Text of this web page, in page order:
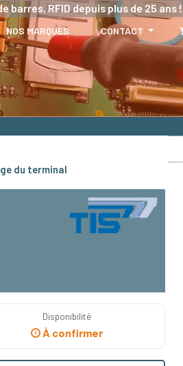
RFID depuis plus de 25 ans !
NOS MARQUES CONTACT
du terminal
Disponibilité
À confirmer